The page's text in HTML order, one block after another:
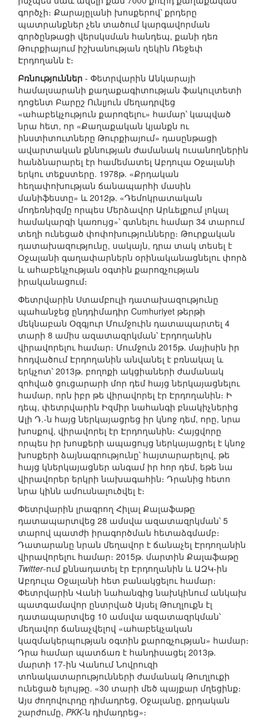
գործչի։ Քարայըլանի խոսքերով՝ քրդերը
պատրանքներ չեն տածում կարգավորման
գործընթացի վերսկսման հանդեպ, քանի դեռ
Թուրքիայում իշխանության ղեկին Ռեջեփ
Էրդողանն է։
Բռնություններ - Փետրվարին Անկարայի
համալսարանի քաղաքագիտության ֆակուլտետի
դոցենտ Բարըշ Ունլյուն մեղադրվեց
«ահաբեկչություն քարոզելու» համար՝ կապված
նրա հետ, որ «Քաղաքական կյանքն ու
ինստիտուտները Թուրքիայում» դասընթացի
ավարտական քննության ժամանակ ուսանողներին
հանձնարարել էր համեմատել Աբդուլա Օջալանի
երկու տեքստերը. 1978թ. «Քրդական
հեղափոխության ճանապարհի մասին
մանիֆեստը» և 2012թ. «Դեմոկրատական
մոդեռնիզմը որպես Մերձավոր Արևելքում լոկալ
համակարգի կառույց»՝ գտնելու համար 34 տարում
տեղի ունեցած փոփոխությունները։ Թուրքական
դատախազությունը, սակայն, դրա տակ տեսել է
Օջալանի գաղափարներն օրինականացնելու փորձ
և ահաբեկչության օգտին քարոզչության
իրականացում։
Փետրվարին Ստամբուլի դատախազությունը
պահանջեց ընդդիմադիր Cumhuriyet թերթի
մեկնաբան Օզգյուր Մումջուին դատապարտել 4
տարի 8 ամիս ազատազրկման՝ Էրդողանին
վիրավորելու համար։ Մումջուն 2015թ. մայիսին իր
հոդվածում Էրդողանին անվանել է բռնակալ և
երկչոտ՝ 2013թ. բողոքի ակցիաների ժամանակ
զոհված ցուցարարի մոր դեմ հայց ներկայացնելու
համար, որն իբր թե վիրավորել էր Էրդողանին։ Ի
դեպ, փետրվարին Իզմիր նահանգի բնակիչներից
Ալի Դ.-ն հայց ներկայացրեց իր կնոջ դեմ, որը, նրա
խոսքով, վիրավորել էր Էրդողանին։ Հայցվորը
որպես իր խոսքերի ապացույց ներկայացրել է կնոջ
խոսքերի ձայնագրությունը՝ հայտարարելով, թե
հայց կներկայացներ անգամ իր հոր դեմ, եթե նա
վիրավորեր երկրի նախագահին։ Դրանից հետո
նրա կինն ամուսնալուծվել է։
Փետրվարին լրագրող Հիլալ Քալաֆաթը
դատապարտվեց 28 ամսվա ազատազրկման՝ 5
տարով պատժի իրագործման հետաձգմամբ։
Դատարանը նրան մեղավոր է ճանաչել Էրդողանին
վիրավորելու համար։ 2015թ. մարտին Քալաֆաթը
Twitter-ում քննադատել էր Էրդողանին և ԱԶԿ-ին
Աբդուլա Օջալանի հետ բանակցելու համար։
Փետրվարին Վանի նահանգից նախկինում անկախ
պատգամավոր ընտրված Այսել Թուղլուքն էլ
դատապարտվեց 10 ամսվա ազատազրկման՝
մեղավոր ճանաչվելով «ահաբեկչական
կազմակերպության օգտին քարոզչության» համար։
Դրա համար պատճառ է հանդիսացել 2013թ.
մարտի 17-ին Վանում Նովրուզի
տոնակատարությունների ժամանակ Թուղլուքի
ունեցած ելույթը. «30 տարի մեծ պայքար մղեցինք։
Այս ժողովուրդը դիմադրեց, Օջալանը, քրդական
շարժումը, PKK-ն դիմադրեց»։